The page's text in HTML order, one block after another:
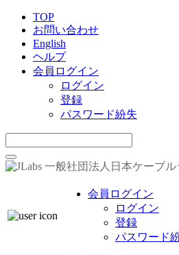
TOP
お問い合わせ
English
ヘルプ
会員ログイン
ログイン
登録
パスワード紛失
一般社団法人日本ケーブル
会員ログイン
ログイン
登録
パスワード